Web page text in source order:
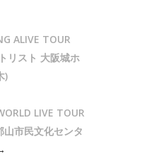
ALIVE TOUR
リスト 大阪城ホ
)
LIVE TOUR
市民文化センタ